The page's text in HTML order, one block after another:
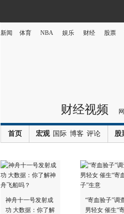
新闻 体育 NBA 娱乐 财经 股票
财经视频
首页 宏观 国际 博客 评论 股
神舟十一号发射成
功 大数据：你了解
“寄血验子”调
男轻女 催生“